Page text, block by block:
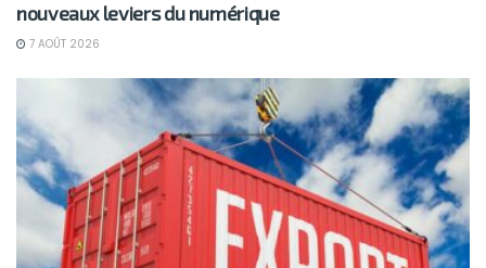
nouveaux leviers du numérique
7 AOÛT 2026